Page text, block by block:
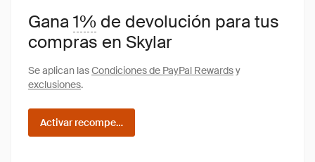
Gana1% de devolución para tus
compras en Skylar
Se aplican lasCondiciones de PayPal Rewardsy
exclusiones.
Activar recompensas